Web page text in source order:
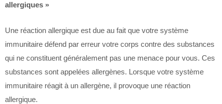
allergiques »
Une réaction allergique est due au fait que votre système
immunitaire défend par erreur votre corps contre des substances
qui ne constituent généralement pas une menace pour vous. Ces
substances sont appelées allergènes. Lorsque votre système
immunitaire réagit à un allergène, il provoque une réaction
allergique.